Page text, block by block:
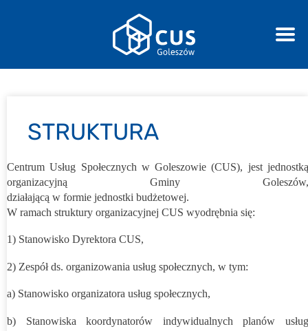
STRUKTURA
Centrum Usług Społecznych w Goleszowie (CUS), jest
organizacyjną Gminy
działającą w formie jednostki budżetowej.
W ramach struktury organizacyjnej CUS wyodrębnia się:
1) Stanowisko Dyrektora CUS,
2) Zespół ds. organizowania usług społecznych, w tym:
a) Stanowisko organizatora usług społecznych,
b) Stanowiska koordynatorów indywidualnych planów